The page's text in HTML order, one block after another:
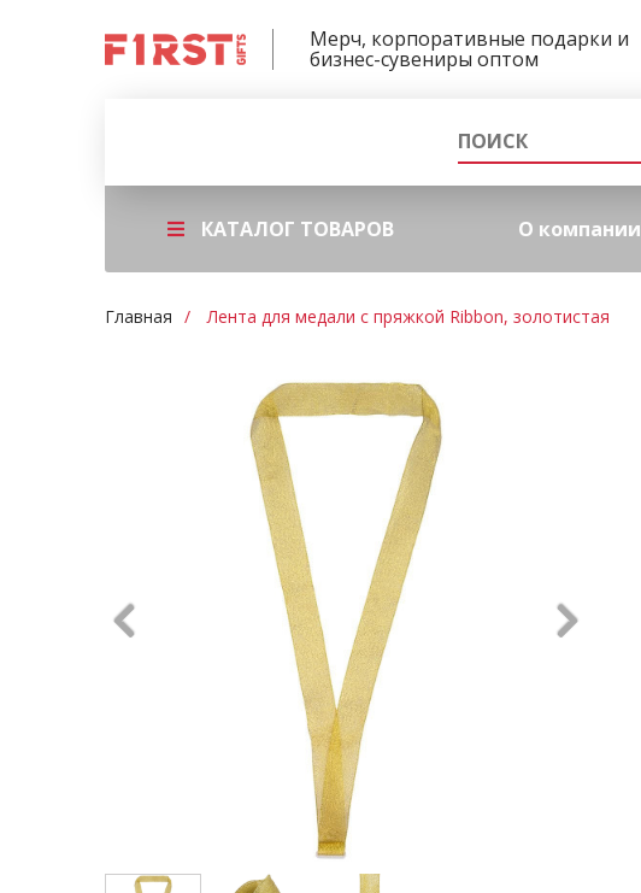
Мерч, корпоративные подарки и
бизнес-сувениры оптом
КАТАЛОГ ТОВАРОВ О компании
Главная Лента для медали с пряжкой Ribbon, золотистая